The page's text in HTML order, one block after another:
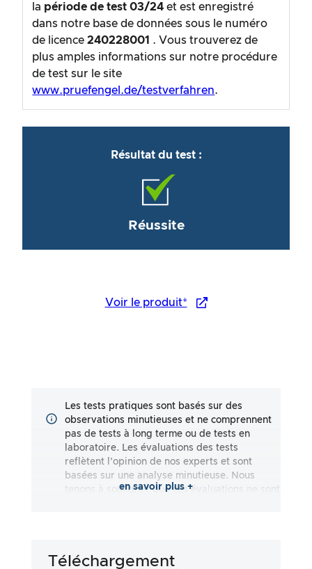
la période de test03/24 et est enregistré
dans notre base de données sous le numéro
de licence240228001 . Vous trouverez de
plus amples informations sur notre procédure
de test sur le site
www.pruefengel.de/testverfahren.
Résultat du test :
Réussite
Voir le produit*
Les tests pratiques sont basés sur des
observations minutieuses et ne comprennent
pas de tests à long terme ou de tests en
laboratoire. Les évaluations des tests
reflètent l’opinion de nos experts et sont
basées sur une analyse minutieuse. Nous
tenons à souligner que ces évaluations ne sont
responsabilité ne soit assumée quant à
en savoir plus +
Téléchargement